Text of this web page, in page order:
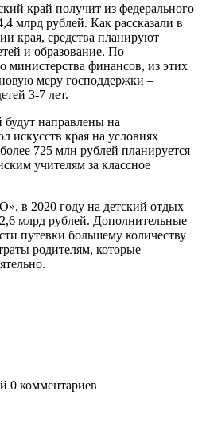
край получит из федерального
млрд рублей. Как рассказали в
края, средства планируют
и образование. По
министерства финансов, из этих
меру господдержки –
3-7 лет.
направлены на
искусств края на условиях
725 млн рублей планируется
учителям за классное
в 2020 году на детский отдых
млрд рублей. Дополнительные
путевки большему количеству
родителям, которые
0 комментариев